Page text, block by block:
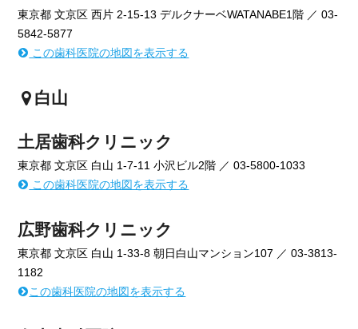
東京都 文京区 西片 2-15-13 デルクナーベWATANABE1階 ／ 03-
5842-5877
この歯科医院の地図を表示する
白山
土居歯科クリニック
東京都 文京区 白山 1-7-11 小沢ビル2階 ／ 03-5800-1033
この歯科医院の地図を表示する
広野歯科クリニック
東京都 文京区 白山 1-33-8 朝日白山マンション107 ／ 03-3813-
1182
この歯科医院の地図を表示する